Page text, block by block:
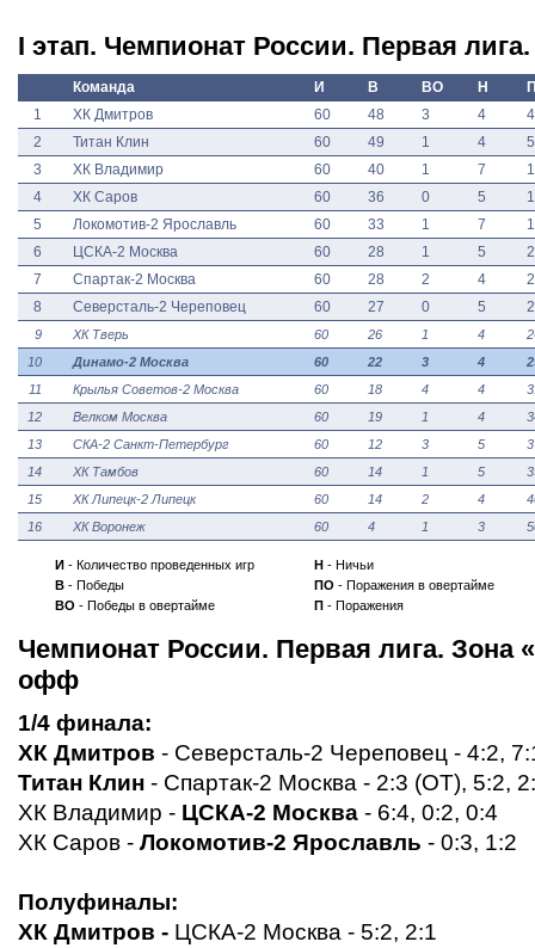
I этап. Чемпионат России. Первая
Команда И В ВО Н
1
ХК Дмитров 60 48 3 4
4
2
Титан Клин 60 49 1 4
5
3
ХК Владимир 60 40 1 7
4
ХК Саров 60 36 0 5
5
Локомотив-2 Ярославль 60 33 1 7
6
ЦСКА-2 Москва 60 28 1 5
7
Спартак-2 Москва 60 28 2 4
8
Северсталь-2 Череповец 60 27 0 5
9 ХК Тверь 60 26 1 4
10
Динамо-2 Москва 60 22 3 4
11
Крылья Советов-2 Москва 60 18 4 4
12
Велком Москва 60 19 1 4
13
СКА-2 Санкт-Петербург 60 12 3 5
14
ХК Тамбов 60 14 1 5
15
ХК Липецк-2 Липецк 60 14 2 4
16
ХК Воронеж 60 4 1 3
И - Количество проведенных игр
В - Победы
ВО - Победы в овертайме
Н - Ничьи
ПО - Поражения в овертайме
П - Поражения
Чемпионат России. Первая лига. Зона
офф
1/4 финала:
ХК Дмитров - Северсталь-2 Череповец - 4:2,
Титан Клин - Спартак-2 Москва - 2:3 (ОТ), 5:2,
ХК Владимир - ЦСКА-2 Москва - 6:4, 0:2, 0:4
ХК Саров - Локомотив-2 Ярославль - 0:3, 1:2
Полуфиналы:
ХК Дмитров - ЦСКА-2 Москва - 5:2, 2:1